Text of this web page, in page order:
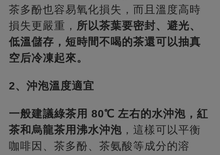
茶多酚也容易氧化損失，而且溫度高時
損失更嚴重， 所以茶葉要密封、避光、
低溫儲存，短時間不喝的茶還可以抽真
空后冷凍起來。
2、沖泡溫度適宜
一般建議綠茶用 80℃ 左右的水沖泡，紅
茶和烏龍茶用沸水沖泡，這樣可以平衡
咖啡因、茶多酚、茶氨酸等成分的溶